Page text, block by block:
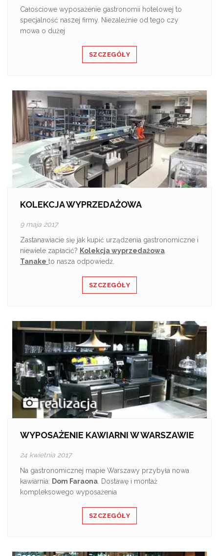
Całościowe wyposażenie gastronomii hotelowej to
specjalność naszej firmy. Niezależnie od tego czy
mowa o dużej
SZCZEGÓŁY
KOLEKCJA WYPRZEDAŻOWA
9 maja 2017
Zastanawiacie się jak kupić urządzenia gastronomiczne i
niewiele zapłacić? Kolekcja wyprzedażowa
Tanake to nasza odpowiedź.
SZCZEGÓŁY
WYPOSAŻENIE KAWIARNI W WARSZAWIE
24 kwietnia 2017
Na gastronomicznej mapie Warszawy przybyła nowa
kawiarnia: Dom Faraona . Dostawę i montaż
kompleksowego wyposażenia
SZCZEGÓŁY